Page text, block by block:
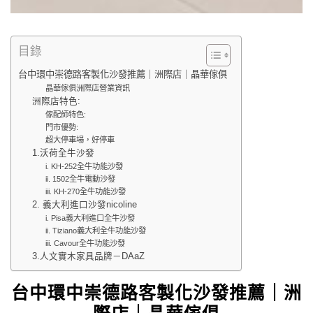
目錄
台中環中崇德路客製化沙發推薦｜洲際店｜晶華傢俱
晶華傢俱洲際店營業資訊
洲際店特色:
傢配師特色:
門市優勢:
超大停車場，好停車
1.沃荷全牛沙發
i. KH-252全牛功能沙發
ii. 1502全牛電動沙發
iii. KH-270全牛功能沙發
2. 義大利進口沙發nicoline
i. Pisa義大利進口全牛沙發
ii. Tiziano義大利全牛功能沙發
iii. Cavour全牛功能沙發
3.人文實木家具品牌－DAaZ
台中環中崇德路客製化沙發推薦｜洲